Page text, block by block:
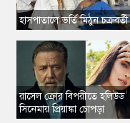
​হাসপাতালে ভর্তি মিঠুন চক্রবর্তী
​রাসেল ক্রোর বিপরীতে হলিউড
সিনেমায় প্রিয়াঙ্কা চোপড়া